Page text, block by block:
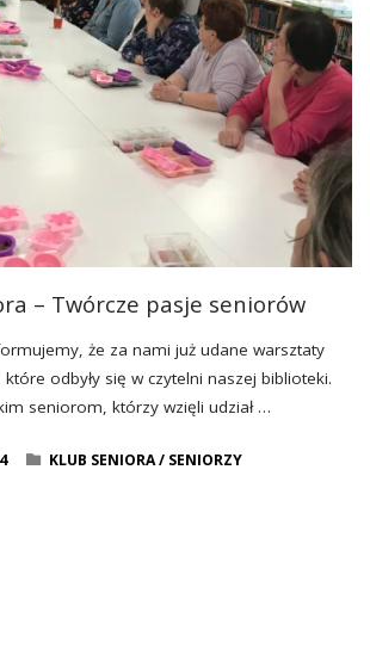
– Twórcze pasje seniorów
że za nami już udane warsztaty
odbyły się w czytelni naszej biblioteki.
seniorom, którzy wzięli udział …
KLUB SENIORA/ SENIORZY